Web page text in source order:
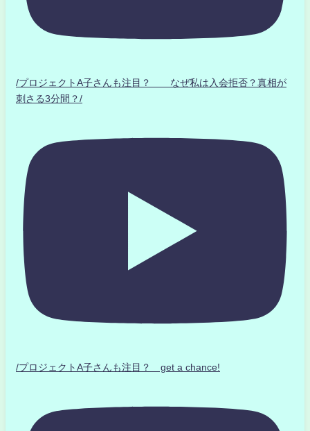
/プロジェクトA子さんも注目？ なぜ私は入会拒否？真相が
刺さる3分間？/
/プロジェクトA子さんも注目？ get a chance!